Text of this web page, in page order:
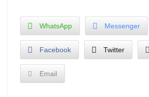
WhatsApp Messenger
Facebook Twitter
Email